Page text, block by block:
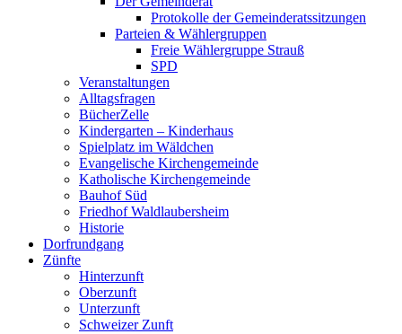
Protokolle der Gemeinderatssitzungen
Parteien & Wählergruppen
Freie Wählergruppe Strauß
SPD
Veranstaltungen
Alltagsfragen
BücherZelle
Kindergarten – Kinderhaus
Spielplatz im Wäldchen
Evangelische Kirchengemeinde
Katholische Kirchengemeinde
Bauhof Süd
Friedhof Waldlaubersheim
Historie
Dorfrundgang
Zünfte
Hinterzunft
Oberzunft
Unterzunft
Schweizer Zunft